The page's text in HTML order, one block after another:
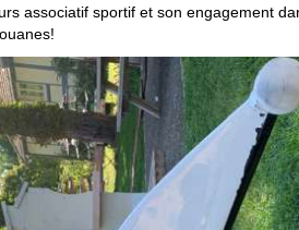
associatif sportif et son engagement